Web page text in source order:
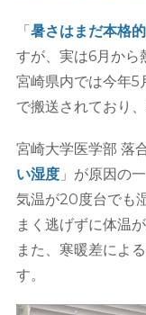
「暑さはまだ本格
すが、実は6月から
宮崎県内では今年5
で搬送されており
宮崎大学医学部 落
い湿度」が原因の一
気温が20度台でも
まく逃げずに体温
また、寒暖差によ
す。